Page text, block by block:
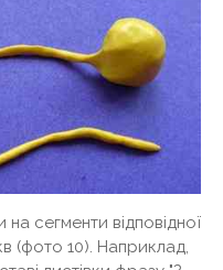
сегменти відповідної
(фото 10). Наприклад,